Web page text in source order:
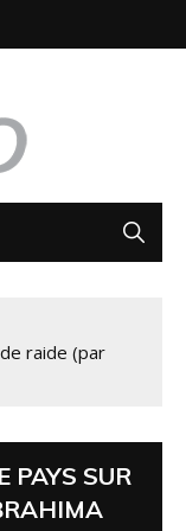
raide (par
PAYS SUR